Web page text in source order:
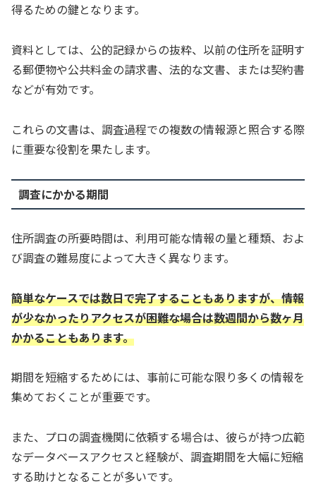
得るための鍵となります。
資料としては、公的記録からの抜粋、以前の住所を証明す
る郵便物や公共料金の請求書、法的な文書、または契約書
などが有効です。
これらの文書は、調査過程での複数の情報源と照合する際
に重要な役割を果たします。
調査にかかる期間
住所調査の所要時間は、利用可能な情報の量と種類、およ
び調査の難易度によって大きく異なります。
簡単なケースでは数日で完了することもありますが、情報
が少なかったりアクセスが困難な場合は数週間から数ヶ月
かかることもあります。
期間を短縮するためには、事前に可能な限り多くの情報を
集めておくことが重要です。
また、プロの調査機関に依頼する場合は、彼らが持つ広範
なデータベースアクセスと経験が、調査期間を大幅に短縮
する助けとなることが多いです。